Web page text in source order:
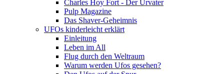
Charles Hoy Fort - Der Urvater
Pulp Magazine
Das Shaver-Geheimnis
UFOs kinderleicht erklärt
Einleitung
Leben im All
Flug durch den Weltraum
Warum werden Ufos gesehen?